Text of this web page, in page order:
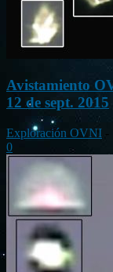
Avistamiento
12 de sept. 2015
Exploración OVNI -
0